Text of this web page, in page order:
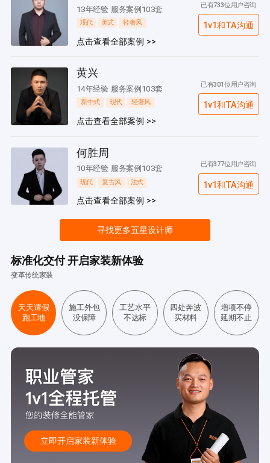
13年经验 服务案例103套
现代 美式 轻奢风
点击查看全部案例 >>
已有733位用户咨询
1v1和TA沟通
黄兴
14年经验 服务案例103套
新中式 现代 轻奢风
点击查看全部案例 >>
已有301位用户咨询
1v1和TA沟通
何胜周
10年经验 服务案例103套
现代 复古风 法式
点击查看全部案例 >>
已有377位用户咨询
1v1和TA沟通
寻找更多五星设计师
标准化交付 开启家装新体验
变革传统家装
天天请假
跑工地
施工外包
没保障
工艺水平
不达标
四处奔波
买材料
增项不停
延期不止
立即开启家装新体验